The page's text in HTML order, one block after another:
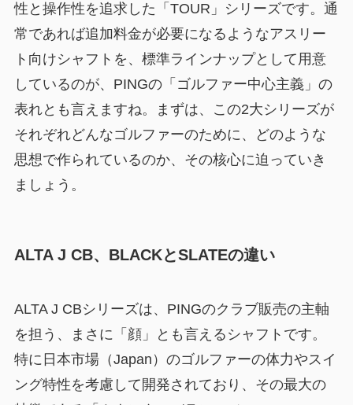
性と操作性を追求した「TOUR」シリーズです。通
常であれば追加料金が必要になるようなアスリー
ト向けシャフトを、標準ラインナップとして用意
しているのが、PINGの「ゴルファー中心主義」の
表れとも言えますね。まずは、この2大シリーズが
それぞれどんなゴルファーのために、どのような
思想で作られているのか、その核心に迫っていき
ましょう。
ALTA J CB、BLACKとSLATEの違い
ALTA J CBシリーズは、PINGのクラブ販売の主軸
を担う、まさに「顔」とも言えるシャフトです。
特に日本市場（Japan）のゴルファーの体力やスイ
ング特性を考慮して開発されており、その最大の